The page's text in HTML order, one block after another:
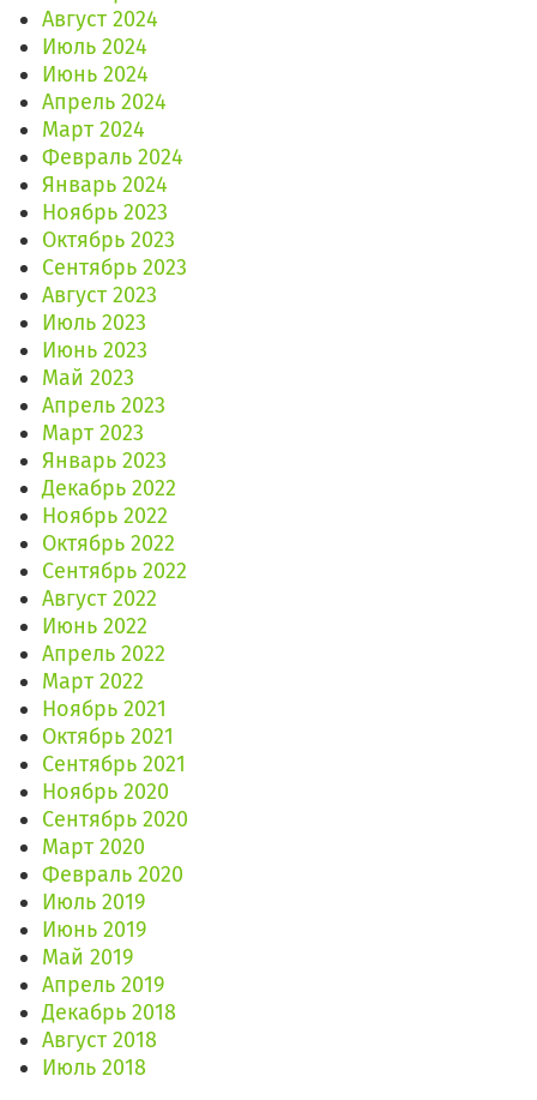
Август 2024
Июль 2024
Июнь 2024
Апрель 2024
Март 2024
Февраль 2024
Январь 2024
Ноябрь 2023
Октябрь 2023
Сентябрь 2023
Август 2023
Июль 2023
Июнь 2023
Май 2023
Апрель 2023
Март 2023
Январь 2023
Декабрь 2022
Ноябрь 2022
Октябрь 2022
Сентябрь 2022
Август 2022
Июнь 2022
Апрель 2022
Март 2022
Ноябрь 2021
Октябрь 2021
Сентябрь 2021
Ноябрь 2020
Сентябрь 2020
Март 2020
Февраль 2020
Июль 2019
Июнь 2019
Май 2019
Апрель 2019
Декабрь 2018
Август 2018
Июль 2018